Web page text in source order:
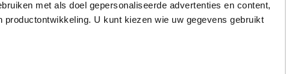
met als doel gepersonaliseerde advertenties en content,
U kunt kiezen wie uw gegevens gebruikt